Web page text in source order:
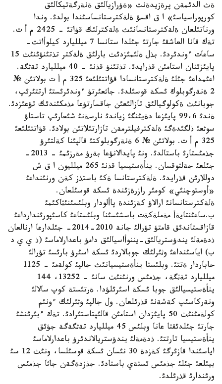
ةث الدئمةن پرةزيدةنت «ةؤرازيالئق ةنةرگةتيكالئق
كورپوراسياسئ» ا ق اقسؤ ةلةكترستانساسئندا بولدئ. وندا
ورناتئلعان ةلةكترستانسانئث ةلةكترلئك قؤاتئ - 2425 م أ ت.
تةك قانا العاشقئ جارتئ جئلدا ستانسا 7 ميلليارد كيلوأاتت-
ساعات ءوندئردئ. بذل ةلئمئزدئث بارلئق ةلةكتر تذتئنؤئنئث 15
پايئزئنان استامئن قذرايدئ. تذتئنؤ قذنئ - 40 ميلليارد تةثگة.
اعئمداعئ جئلئ ةلةكترستانسادا قؤاتتئلئعئ 325 م أ ت بولاتئن №
2 ةنةرگوبلوك ئسكة قوسئلدئ. جاثعئرتؤ ءوندئرئستئ ارتتئرئپ،
جوبانئث ةكولوگيالئق تازالئعئن جاقسارتؤعا مذمكئندئك تؤعئزدئ.
ةندئ 99،6 پايئزعا دةيئنگئ زياندئ نارسةنئ شئعارئپ تاستاؤ
سوثعئ ذلگئدةگئ ةلةكترفيلترمةن تازارتئلاتئن بولادئ. قؤاتتئلئعئ
325 م أ ت. بولاتئن № 6 ةنةرگوبلوكتئ قالپئنا كةلتئرؤ
جذمئستارئ باستالدئ. ونئ پايدالانؤعا بةرؤ مةرزئمئ - 2013-
جئلعئ جةلتوقسان. ينأةستيسيا قذنئ 265 ميلليون ا ق ش
دوللارئن قذرايدئ. ةلةكترستانسا ةكئ باستذز كةن ورنئنداعئ
«أوستوچنئي» كومئر رازرةزئندة ئسكة قوسئلعان.
ةلةكترستانسانئ ارالاؤ كةزئندة پاألودار وبلئسئنئثاكئمئ
ب.ساعئنتايةأ مةملةكةت باسشئسئنا وبلئستاعئ كاسئپورئندارداعئ
قازاقستاندئق قامتؤ تؤرالئ جانة 2010-2014- جئلدارعا ارنالعان
ذدةمةلئ يندؤستريالئق-يننوأاسيالئق دامؤ باعدارلاماسئ (ذ ي ي د
ب) اياسئنداعئ وثئرلئك جوبالاردئ ئسكة اسئرؤ بارئسئ تؤرالئ
حاباردار ةتتئ. وبلئستا ينأةستيسيانئث جالپئ كولةمئ - 1125
ميلليارد تةثگة، جذمئس ورنئنئث سانئ - 13252، 144
ينأةستيسيالئق جوبا ئسكة اسئرئلؤدا. ةرتئستة كوپ سالالئ
ونةركاسئپ كةشةنئ قذرئلعان. ول جالپئ وثئرلئك ءونئم
كولةمئنئث 50 پايئزدان استامئن قالئپتاستئرادئ. تةك ءبئرئنشئ
جارتئ جئلدئقتا عانا وبلئس 45 ميلليارد تةثگةگة جؤئق
ينأةستيسيا تارتتئ. ذدةمةلئ يندؤستريالاندئرؤ باعدارلاماسئ
اياسئندا قازئرگئ كةزدة 30 نئسان ئسكة قوسئلسا، ونئث 12 سئ
بيئلعئ جئلئ جذمئس ئستةي باستادئ. جذزدةگةن جاثا جذمئس
ورئندارئ قذرئلدئ.